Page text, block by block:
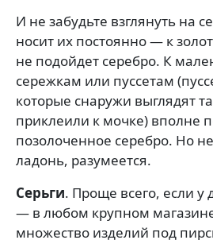
И не забудьте взглянуть на
носит их постоянно — к
не подойдет серебро. К
сережкам или пуссетам
которые снаружи выглядят
приклеили к мочке) вполне
позолоченное серебро. Но
ладонь, разумеется.
Серьги. Проще всего, если у
— в любом крупном
множество изделий под